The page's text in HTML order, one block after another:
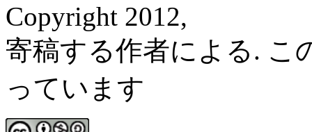
Copyright 2012,
寄稿する作者による. こ
っています